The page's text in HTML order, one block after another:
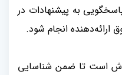
به پیشنهادات در
انجام شود.
است تا ضمن شناسایی